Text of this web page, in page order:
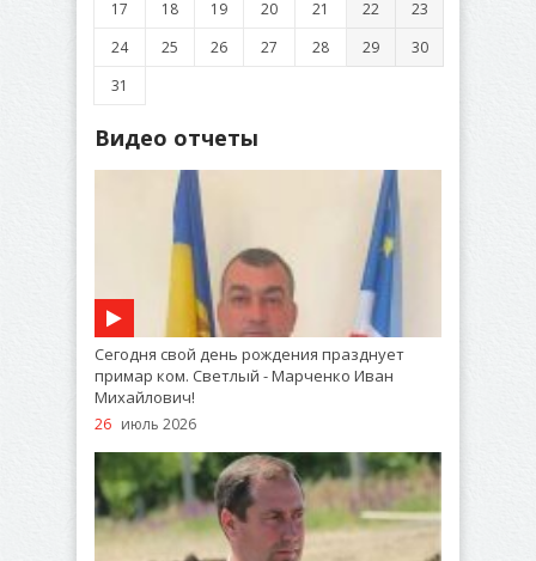
17
18 19 20 21 22
23
24
25 26 27 28 29
30
31
Видео отчеты
Сегодня свой день рождения празднует
примар ком. Светлый - Марченко Иван
Михайлович!
26 июль 2026